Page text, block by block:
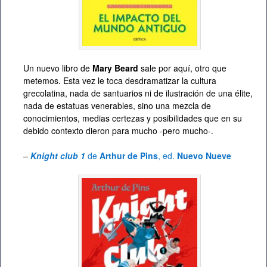
Un nuevo libro de Mary Beard sale por aquí, otro que
metemos. Esta vez le toca desdramatizar la cultura
grecolatina, nada de santuarios ni de ilustración de una élite,
nada de estatuas venerables, sino una mezcla de
conocimientos, medias certezas y posibilidades que en su
debido contexto dieron para mucho -pero mucho-.
– Knight club 1 de Arthur de Pins, ed. Nuevo Nueve